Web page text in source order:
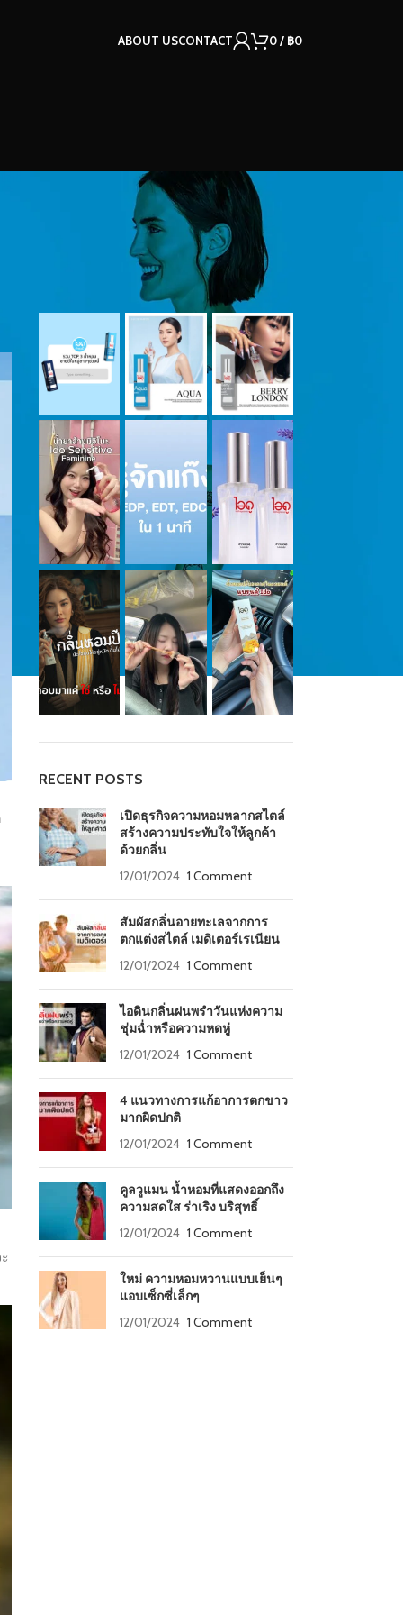
ABOUT USCONTACT 0/ ฿0
OUR INSTAGRAM
RECENT POSTS
เปิดธุรกิจความหอมหลากสไตล์
สร้างความประทับใจให้ลูกค้า
ด้วยกลิ่น
12/01/2024 1 Comment
สัมผัสกลิ่นอายทะเลจากการ
ตกแต่งสไตล์ เมดิเตอร์เรเนียน
12/01/2024 1 Comment
ไอดินกลิ่นฝนพรำวันแห่งความ
ชุ่มฉ่ำหรือความหดหู่
12/01/2024 1 Comment
4 แนวทางการแก้อาการตกขาว
มากผิดปกติ
12/01/2024 1 Comment
คูลวูแมน น้ำหอมที่แสดงออกถึง
ความสดใส ร่าเริง บริสุทธิ์
12/01/2024 1 Comment
ใหม่ ความหอมหวานแบบเย็นๆ
แอบเซ็กซี่เล็กๆ
12/01/2024 1 Comment